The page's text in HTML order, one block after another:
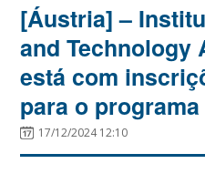
[Áustria] –
and Technology
está com
para o
17/12/2024 12:10